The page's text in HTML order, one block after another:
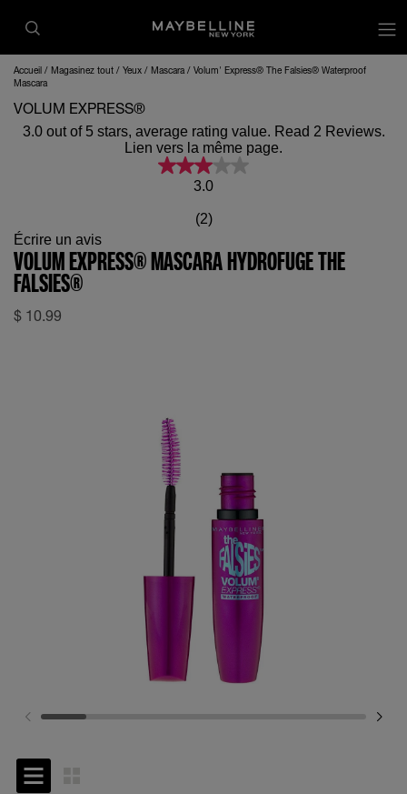
Accueil Magasinez tout Yeux Mascara
Volum' Express® The Falsies® Waterproof
Mascara
VOLUM EXPRESS®
3.0 out of 5 stars, average rating value. Read 2 Reviews.
Lien vers la même page.
3.0
(2)
Écrire un avis
VOLUM EXPRESS® MASCARA HYDROFUGE THE
FALSIES®
$ 10.99